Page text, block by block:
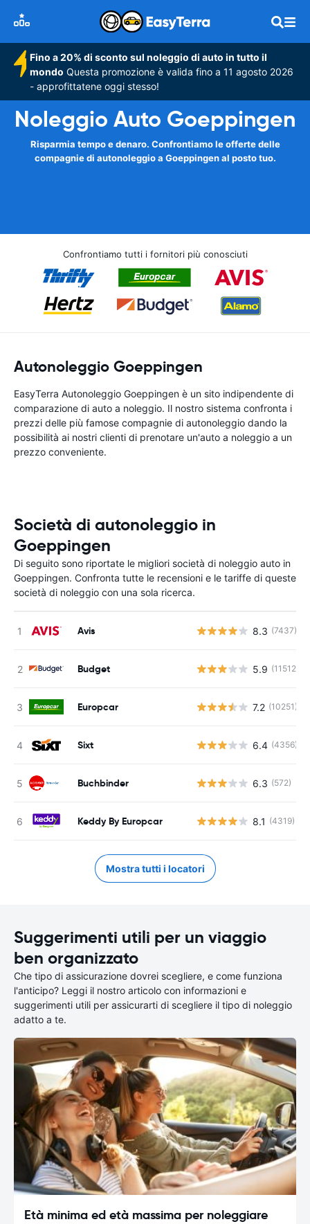
Fino a 20% di sconto sul noleggio di auto in tutto il
mondo Questa promozione è valida fino a 11 agosto 2026
- approfittatene oggi stesso!
Noleggio Auto Goeppingen
Risparmia tempo e denaro. Confrontiamo le offerte delle
compagnie di autonoleggio a Goeppingen al posto tuo.
Confrontiamo tutti i fornitori più conosciuti
Autonoleggio Goeppingen
EasyTerra Autonoleggio Goeppingen è un sito indipendente di
comparazione di auto a noleggio. Il nostro sistema confronta i
prezzi delle più famose compagnie di autonoleggio dando la
possibilità ai nostri clienti di prenotare un'auto a noleggio a un
prezzo conveniente.
Società di autonoleggio in
Goeppingen
Di seguito sono riportate le migliori società di noleggio auto in
Goeppingen. Confronta tutte le recensioni e le tariffe di queste
società di noleggio con una sola ricerca.
Avis 8.3 (7437)
Budget 5.9 (11512)
Europcar 7.2 (10251)
Sixt 6.4 (4356)
Buchbinder 6.3 (572)
Keddy By Europcar 8.1 (4319)
Mostra tutti i locatori
Suggerimenti utili per un viaggio
ben organizzato
Che tipo di assicurazione dovrei scegliere, e come funziona
l'anticipo? Leggi il nostro articolo con informazioni e
suggerimenti utili per assicurarti di scegliere il tipo di noleggio
adatto a te.
Età minima ed età massima per noleggiare